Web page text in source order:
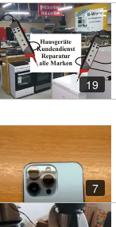
19
7